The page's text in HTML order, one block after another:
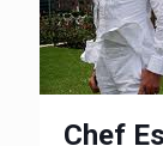
Chef